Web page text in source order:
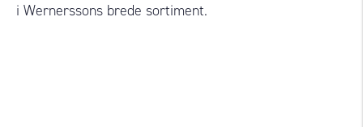
i Wernerssons brede sortiment.